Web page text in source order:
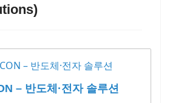
– 반도체·전자 솔루션